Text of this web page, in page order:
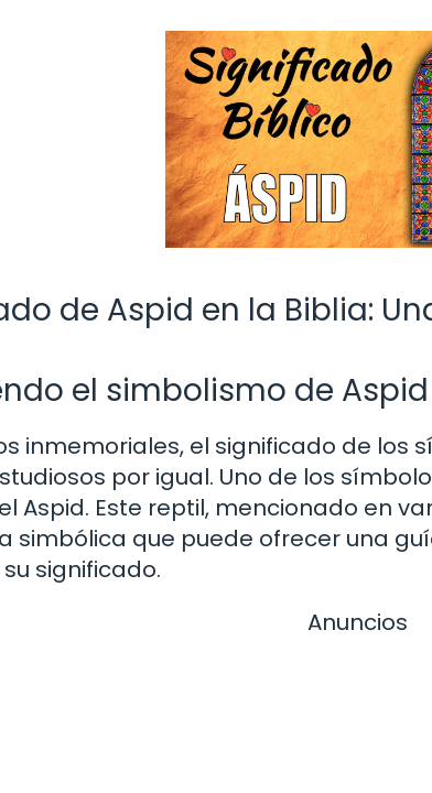
de Aspid en la Biblia:
el simbolismo de
inmemoriales, el significado de los
por igual. Uno de los
Aspid. Este reptil, mencionado en
simbólica que puede ofrecer una
significado.
Anuncios